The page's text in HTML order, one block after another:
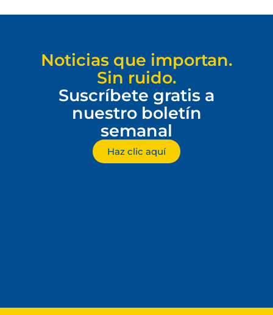
Noticias que importan.
Sin ruido.
Suscríbete gratis a
nuestro boletín
semanal
Haz clic aquí